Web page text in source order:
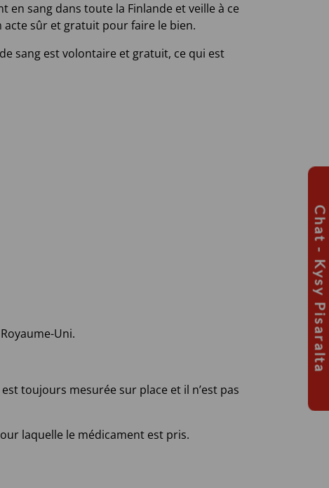
en sang dans toute la Finlande et veille à ce
sûr et gratuit pour faire le bien.
sang est volontaire et gratuit, ce qui est
Uni.
toujours mesurée sur place et il n’est pas
laquelle le médicament est pris.
Chat - Kysy Pisaralta